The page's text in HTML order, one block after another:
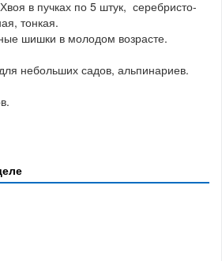
в пучках по 5 штук, серебристо-
тонкая.
шишки в молодом возрасте.
небольших садов, альпинариев.